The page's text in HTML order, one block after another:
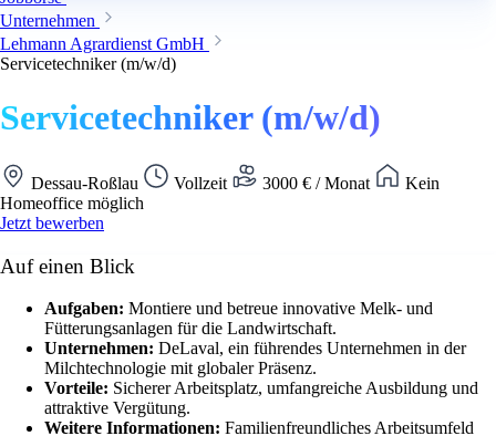
Unternehmen
Lehmann Agrardienst GmbH
Servicetechniker (m/w/d)
Servicetechniker (m/w/d)
Dessau-Roßlau Vollzeit 3000 € / Monat
Kein
Homeoffice möglich
Jetzt bewerben
Auf einen Blick
Aufgaben: Montiere und betreue innovative Melk- und
Fütterungsanlagen für die Landwirtschaft.
Unternehmen: DeLaval, ein führendes Unternehmen in der
Milchtechnologie mit globaler Präsenz.
Vorteile: Sicherer Arbeitsplatz, umfangreiche Ausbildung und
attraktive Vergütung.
Weitere Informationen: Familienfreundliches Arbeitsumfeld